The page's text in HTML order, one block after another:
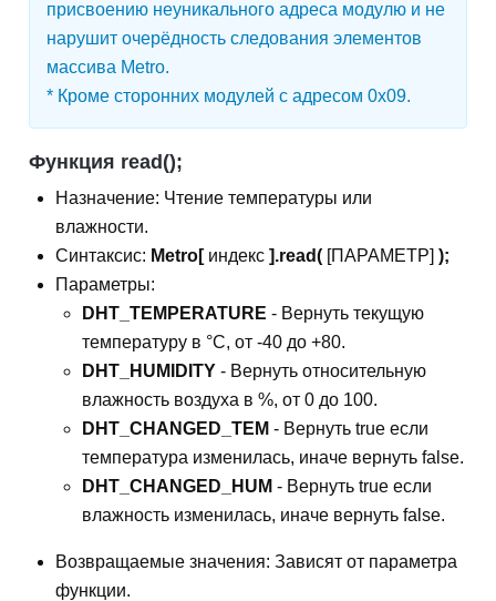
присвоению неуникального адреса модулю и не
нарушит очерёдность следования элементов
массива Metro.
* Кроме сторонних модулей с адресом 0x09.
Функция read();
Назначение: Чтение температуры или
влажности.
Синтаксис: Metro[индекс ].read( [ПАРАМЕТР] );
Параметры:
DHT_TEMPERATURE - Вернуть текущую
температуру в °С, от -40 до +80.
DHT_HUMIDITY - Вернуть относительную
влажность воздуха в %, от 0 до 100.
DHT_CHANGED_TEM - Вернуть true если
температура изменилась, иначе вернуть false.
DHT_CHANGED_HUM - Вернуть true если
влажность изменилась, иначе вернуть false.
Возвращаемые значения: Зависят от параметра
функции.